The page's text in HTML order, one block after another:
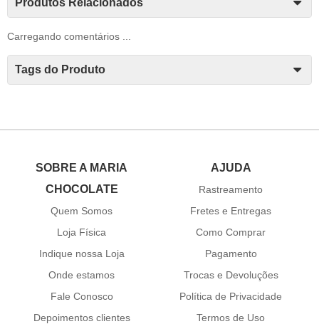
Carregando comentários ...
Tags do Produto
SOBRE A MARIA
CHOCOLATE
Quem Somos
Loja Física
Indique nossa Loja
Onde estamos
Fale Conosco
Depoimentos clientes
AJUDA
Rastreamento
Fretes e Entregas
Como Comprar
Pagamento
Trocas e Devoluções
Política de Privacidade
Termos de Uso